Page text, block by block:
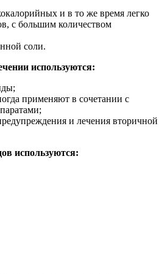
и в то же время легко
с большим количеством
соли.
используются:
применяют в сочетании с
и лечения вторичной
используются: